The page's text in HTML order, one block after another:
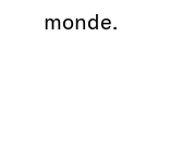
monde.